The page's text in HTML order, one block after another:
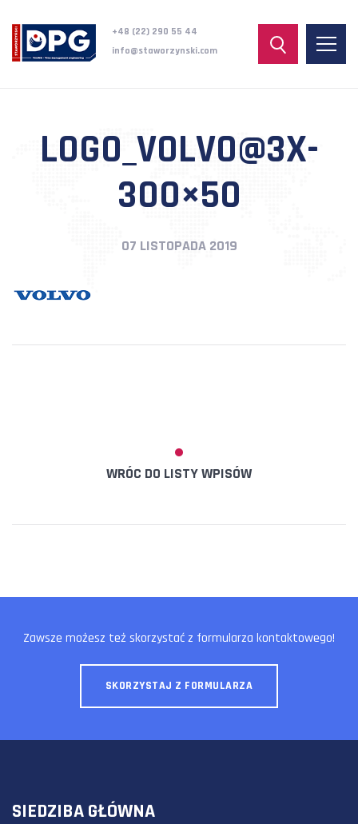
+48 (22) 290 55 44
info@staworzynski.com
LOGO_VOLVO@3X-
300×50
07 LISTOPADA 2019
WRÓC DO LISTY WPISÓW
Zawsze możesz też skorzystać z formularza kontaktowego!
SKORZYSTAJ Z FORMULARZA
SIEDZIBA GŁÓWNA